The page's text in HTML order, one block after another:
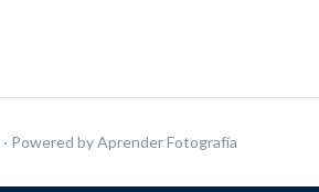
· Powered byAprender Fotografía